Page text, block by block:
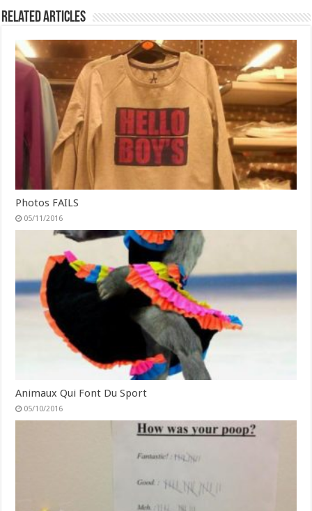
Related Articles
Photos FAILS
05/11/2016
Animaux Qui Font Du Sport
05/10/2016